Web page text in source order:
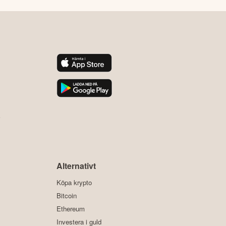
Alternativt
Köpa krypto
Bitcoin
Ethereum
Investera i guld